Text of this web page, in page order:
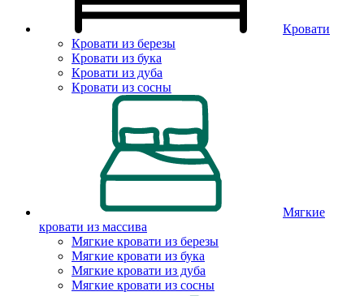
Кровати
Кровати из березы
Кровати из бука
Кровати из дуба
Кровати из сосны
Мягкие
кровати из массива
Мягкие кровати из березы
Мягкие кровати из бука
Мягкие кровати из дуба
Мягкие кровати из сосны